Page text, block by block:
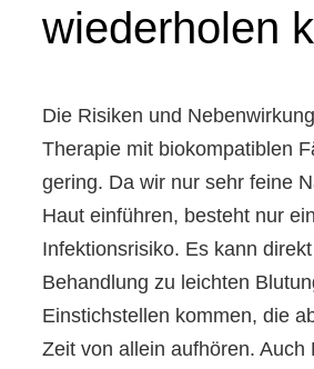
wiederholen
Die Risiken und
Therapie mit biokompatiblen
gering. Da wir nur sehr feine
Haut einführen, besteht nur
Infektionsrisiko. Es kann
Behandlung zu leichten
Einstichstellen kommen, die
Zeit von allein aufhören. Auch